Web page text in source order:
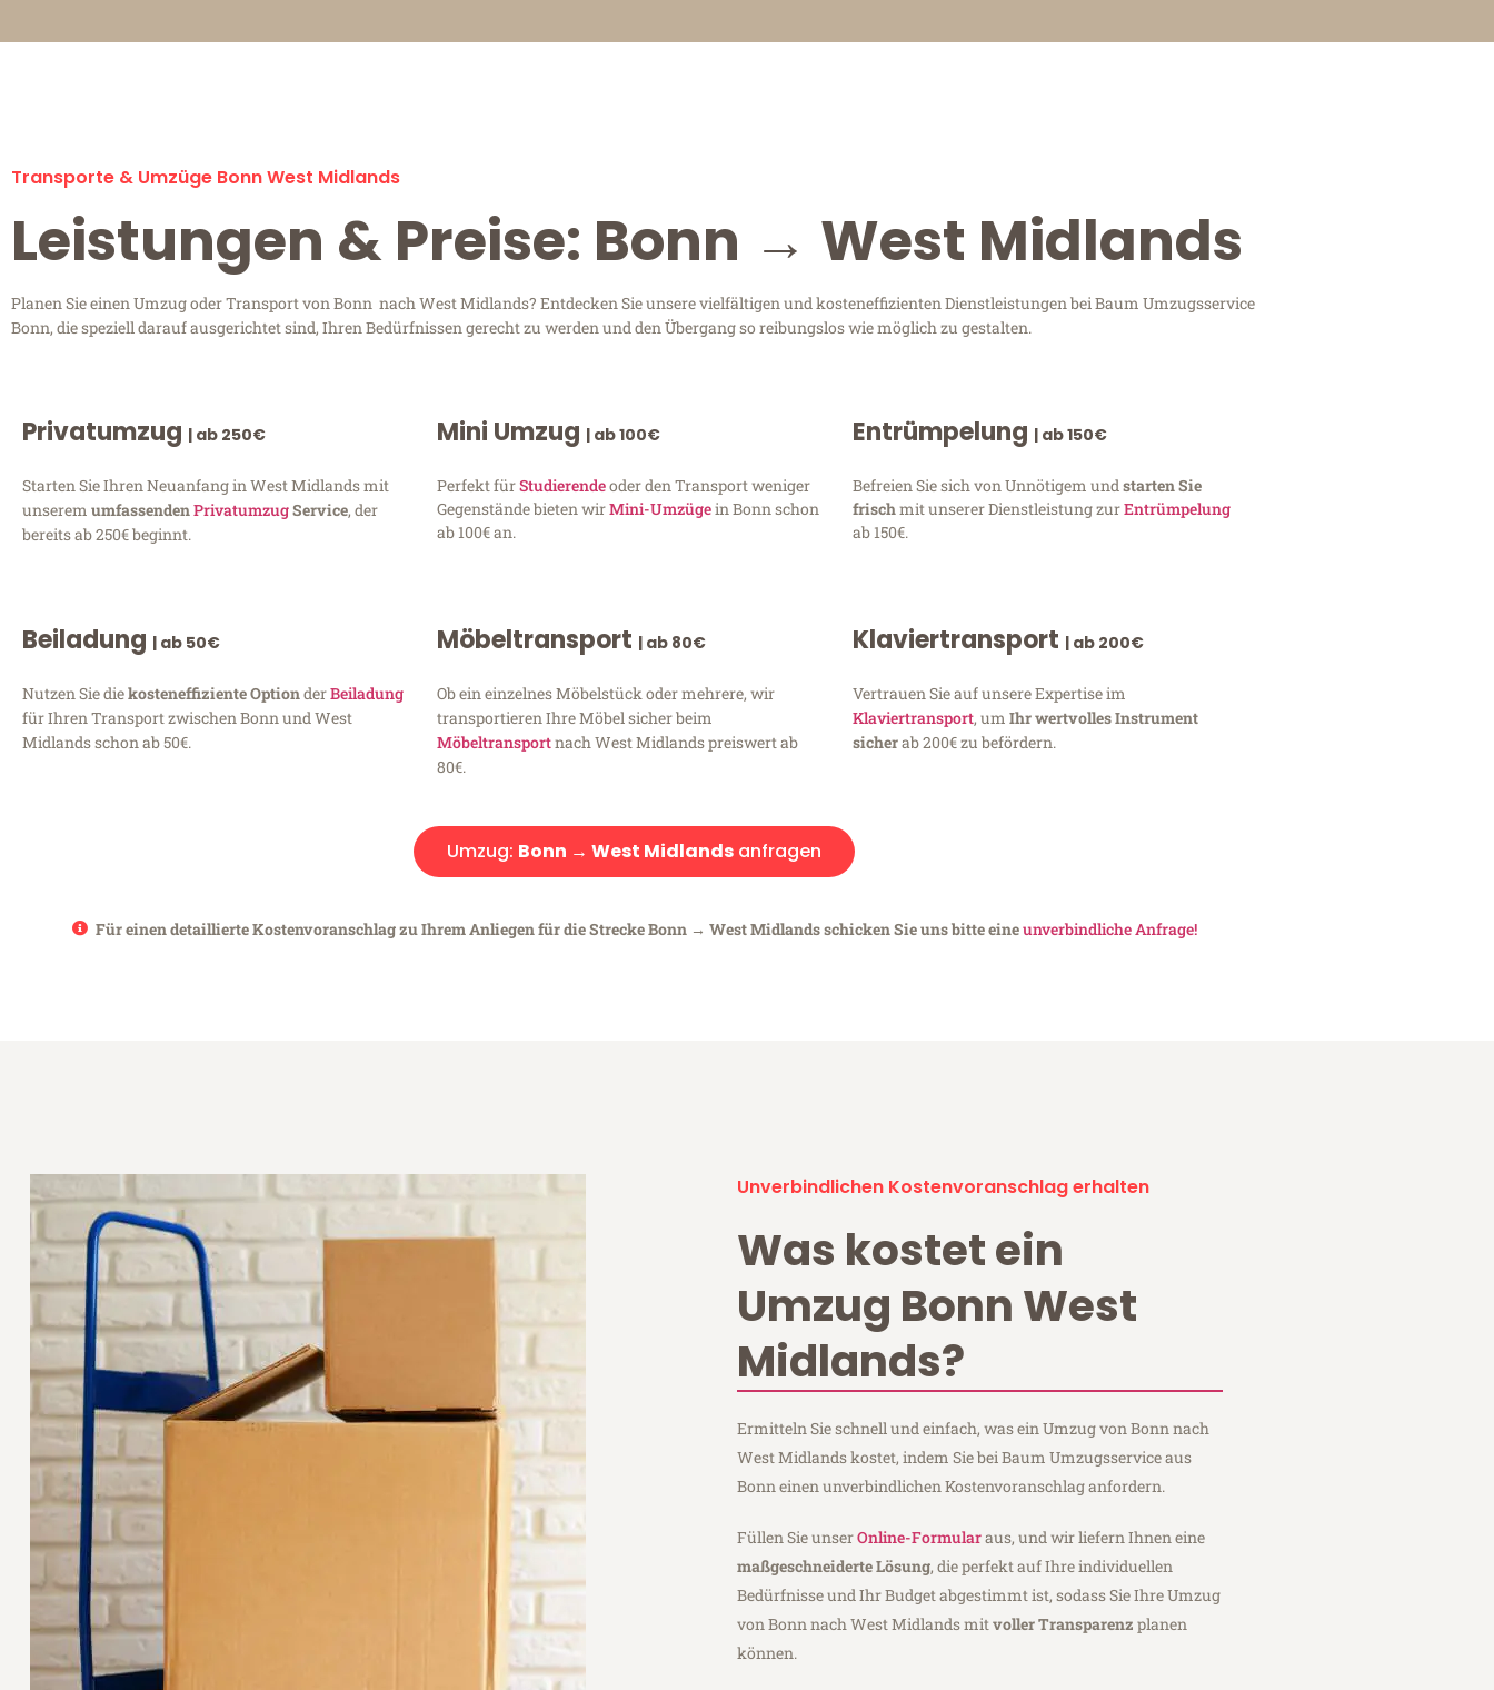
Transporte & Umzüge Bonn West Midlands
Leistungen & Preise: Bonn → West Midlands
Planen Sie einen Umzug oder Transport von Bonn nach West Midlands? Entdecken Sie unsere vielfältigen und kosteneffizienten Dienstleistungen bei Baum Umzugsservice
Bonn, die speziell darauf ausgerichtet sind, Ihren Bedürfnissen gerecht zu werden und den Übergang so reibungslos wie möglich zu gestalten.
Privatumzug | ab 250€
Starten Sie Ihren Neuanfang in West Midlands mit
unserem umfassendenPrivatumzugService, der
bereits ab 250€ beginnt.
Mini Umzug | ab 100€
Perfekt fürStudierendeoder den Transport weniger
Gegenstände bieten wirMini-Umzügein Bonn schon
ab 100€ an.
Entrümpelung | ab 150€
Befreien Sie sich von Unnötigem und starten Sie
frischmit unserer Dienstleistung zurEntrümpelung
ab 150€.
Beiladung | ab 50€
Nutzen Sie diekosteneffiziente OptionderBeiladung
für Ihren Transport zwischen Bonn und West
Midlands schon ab 50€.
Möbeltransport | ab 80€
Ob ein einzelnes Möbelstück oder mehrere, wir
transportieren Ihre Möbel sicher beim
Möbeltransportnach West Midlands preiswert ab
80€.
Klaviertransport | ab 200€
Vertrauen Sie auf unsere Expertise im
Klaviertransport, um Ihr wertvolles Instrument
sicherab 200€ zu befördern.
Umzug: Bonn → West Midlandsanfragen
Für einen detaillierte Kostenvoranschlag zu Ihrem Anliegen für die Strecke Bonn → West Midlands schicken Sie uns bitte eineunverbindliche Anfrage!
Unverbindlichen Kostenvoranschlag erhalten
Was kostet ein
Umzug Bonn West
Midlands?
Ermitteln Sie schnell und einfach, was ein Umzug von Bonn nach
West Midlands kostet, indem Sie bei Baum Umzugsservice aus
Bonn einen unverbindlichen Kostenvoranschlag anfordern.
Füllen Sie unserOnline-Formularaus, und wir liefern Ihnen eine
maßgeschneiderte Lösung, die perfekt auf Ihre individuellen
Bedürfnisse und Ihr Budget abgestimmt ist, sodass Sie Ihre Umzug
von Bonn nach West Midlands mitvoller Transparenz planen
können.